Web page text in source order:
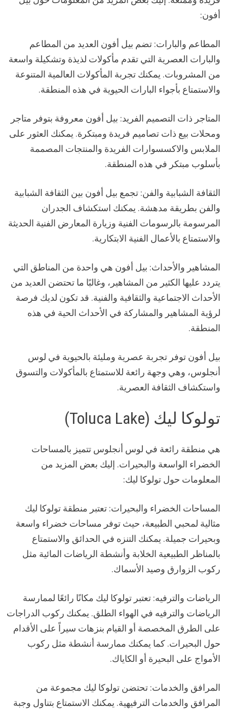
أفون:
المطاعم والبارات: تضم بيل أفون العديد من المطاعم
والبارات العصرية التي تقدم مأكولات لذيذة وتشكيلة واسعة
من المشروبات. يمكنك تجربة المأكولات العالمية المتنوعة
والاستمتاع بأجواء البارات الحيوية في هذه المنطقة.
المتاجر ذات التصميم الفريد: بيل أفون معروفة بتوفر متاجر
ومحلات بيع ذات تصاميم فريدة ومبتكرة. يمكنك العثور على
الملابس والاكسسوارات الفريدة والمنتجات المصممة
بأسلوب مبتكر في هذه المنطقة.
الثقافة الشبابية والفن: تجمع بيل أفون بين الثقافة الشبابية
والفن بطريقة مدهشة. يمكنك استكشاف الجدران
المرسومة بالرسومات الفنية وزيارة المعارض الفنية الحديثة
والاستمتاع بالأعمال الفنية الابتكارية.
المشاهير والأحداث: بيل أفون هي واحدة من المناطق التي
يتردد عليها الكثير من المشاهير، وغالبًا ما تحتضن العديد من
الأحداث الاجتماعية والثقافية والفنية. قد تكون لديك فرصة
لرؤية المشاهير والمشاركة في الأحداث الحية في هذه
المنطقة.
بيل أفون توفر تجربة عصرية ومليئة بالحيوية في لوس
أنجلوس، وهي وجهة رائعة للاستمتاع بالمأكولات والتسوق
واستكشاف الثقافة العصرية.
تولوكا ليك (Toluca Lake)
هي منطقة رائعة في لوس أنجلوس تتميز بالمساحات
الخضراء الواسعة والبحيرات. إليك بعض المزيد من
المعلومات حول تولوكا ليك:
المساحات الخضراء والبحيرات: تعتبر منطقة تولوكا ليك
مثالية لمحبي الطبيعة، حيث توفر مساحات خضراء واسعة
وبحيرات جميلة. يمكنك التنزه في الحدائق والاستمتاع
بالمناظر الطبيعية الخلابة وأنشطة الرياضات المائية مثل
ركوب الزوارق وصيد الأسماك.
الرياضات والترفيه: تعتبر تولوكا ليك مكانًا رائعًا لممارسة
الرياضات والترفيه في الهواء الطلق. يمكنك ركوب الدراجات
على الطرق المخصصة أو القيام بنزهات سيراً على الأقدام
حول البحيرات. كما يمكنك ممارسة أنشطة مثل ركوب
الأمواج على البحيرة أو الكاياك.
المرافق والخدمات: تحتضن تولوكا ليك مجموعة من
المرافق والخدمات الترفيهية. يمكنك الاستمتاع بتناول وجبة